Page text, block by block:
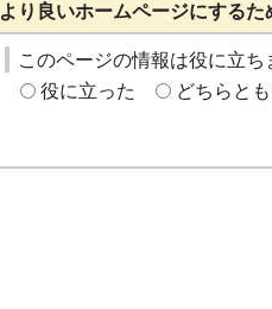
より良いホームページにするた
このページの情報は役に立ち
役に立った
どちらと